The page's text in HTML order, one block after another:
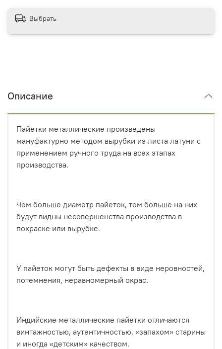
Выбрать
Описание
Пайетки металлические произведены
мануфактурно методом вырубки из листа латуни с
применением ручного труда на всех этапах
производства.
Чем больше диаметр пайеток, тем больше на них
будут видны несовершенства производства в
покраске или вырубке.
У пайеток могут быть дефекты в виде неровностей,
потемнения, неравномерный окрас.
Индийские металлические пайетки отличаются
винтажностью, аутентичностью, «запахом» старины
и иногда «детским» качеством.